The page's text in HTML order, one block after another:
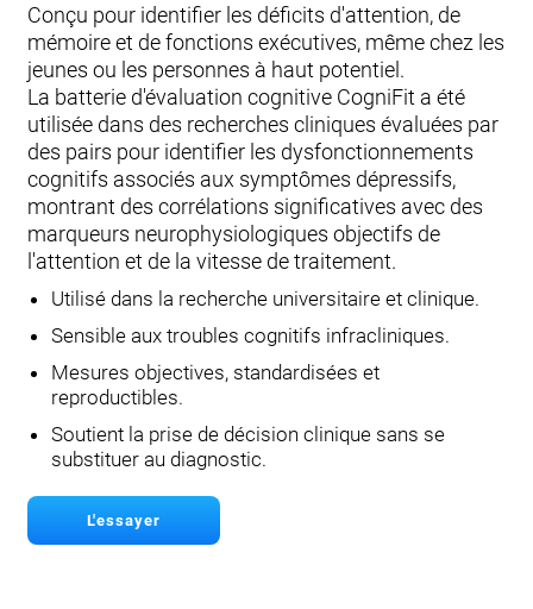
Conçu pour identifier les déficits d'attention, de
mémoire et de fonctions exécutives, même chez les
jeunes ou les personnes à haut potentiel.
La batterie d'évaluation cognitive CogniFit a été
utilisée dans des recherches cliniques évaluées par
des pairs pour identifier les dysfonctionnements
cognitifs associés aux symptômes dépressifs,
montrant des corrélations significatives avec des
marqueurs neurophysiologiques objectifs de
l'attention et de la vitesse de traitement.
Utilisé dans la recherche universitaire et clinique.
Sensible aux troubles cognitifs infracliniques.
Mesures objectives, standardisées et
reproductibles.
Soutient la prise de décision clinique sans se
substituer au diagnostic.
L'essayer